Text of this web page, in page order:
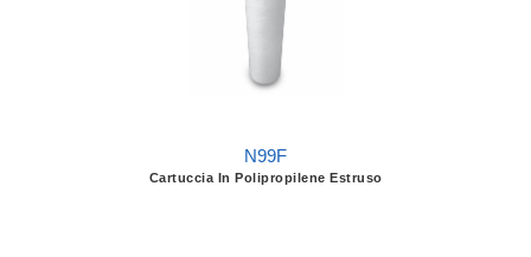
N99F
Cartuccia In Polipropilene Estruso